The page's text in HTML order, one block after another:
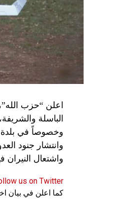
اعلن “حزب
الباسلة
وانتشار جنود
واشتعال النيران
us on Twitter
كما اعلن في بيان